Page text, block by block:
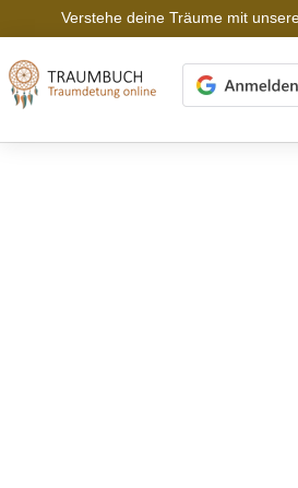
Verstehe deine Träume mit